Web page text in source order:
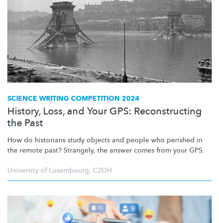
SCIENCE WRITING COMPETITION 2024
History, Loss, and Your GPS: Reconstructing
the Past
How do historians study objects and people who perished in
the remote past? Strangely, the answer comes from your GPS.
University of Luxembourg, C2DH